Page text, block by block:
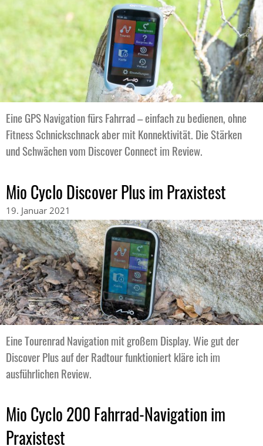
Eine GPS Navigation fürs Fahrrad – einfach zu bedienen, ohne
Fitness Schnickschnack aber mit Konnektivität. Die Stärken
und Schwächen vom Discover Connect im Review.
Mio Cyclo Discover Plus im Praxistest
19. Januar 2021
Eine Tourenrad Navigation mit großem Display. Wie gut der
Discover Plus auf der Radtour funktioniert kläre ich im
ausführlichen Review.
Mio Cyclo 200 Fahrrad-Navigation im
Praxistest